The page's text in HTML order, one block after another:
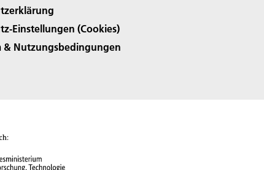
Einstellungen (Cookies)
& Nutzungsbedingungen